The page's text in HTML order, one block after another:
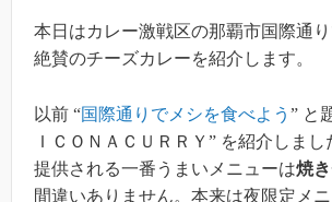
本日はカレー激戦区の那覇市国際通
絶賛のチーズカレーを紹介します。
以前 “国際通りでメシを食べよう ” と
ＩＣＯＮＡＣＵＲＲＹ” を紹介しま
提供される一番うまいメニューは焼
間違いありません。本来は夜限定メ